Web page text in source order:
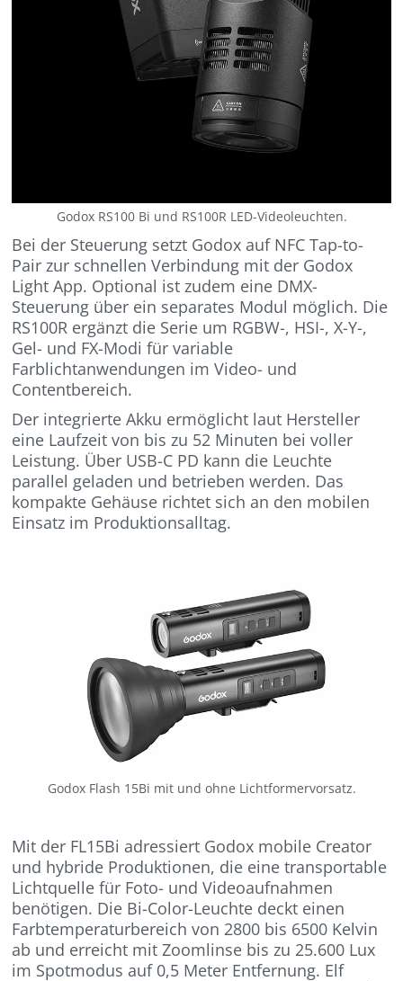
Godox RS100 Bi und RS100R LED-Videoleuchten.
Bei der Steuerung setzt Godox auf NFC Tap-to-
Pair zur schnellen Verbindung mit der Godox
Light App. Optional ist zudem eine DMX-
Steuerung über ein separates Modul möglich. Die
RS100R ergänzt die Serie um RGBW-, HSI-, X-Y-,
Gel- und FX-Modi für variable
Farblichtanwendungen im Video- und
Contentbereich.
Der integrierte Akku ermöglicht laut Hersteller
eine Laufzeit von bis zu 52 Minuten bei voller
Leistung. Über USB-C PD kann die Leuchte
parallel geladen und betrieben werden. Das
kompakte Gehäuse richtet sich an den mobilen
Einsatz im Produktionsalltag.
Godox Flash 15Bi mit und ohne Lichtformervorsatz.
Mit der FL15Bi adressiert Godox mobile Creator
und hybride Produktionen, die eine transportable
Lichtquelle für Foto- und Videoaufnahmen
benötigen. Die Bi-Color-Leuchte deckt einen
Farbtemperaturbereich von 2800 bis 6500 Kelvin
ab und erreicht mit Zoomlinse bis zu 25.600 Lux
im Spotmodus auf 0,5 Meter Entfernung. Elf